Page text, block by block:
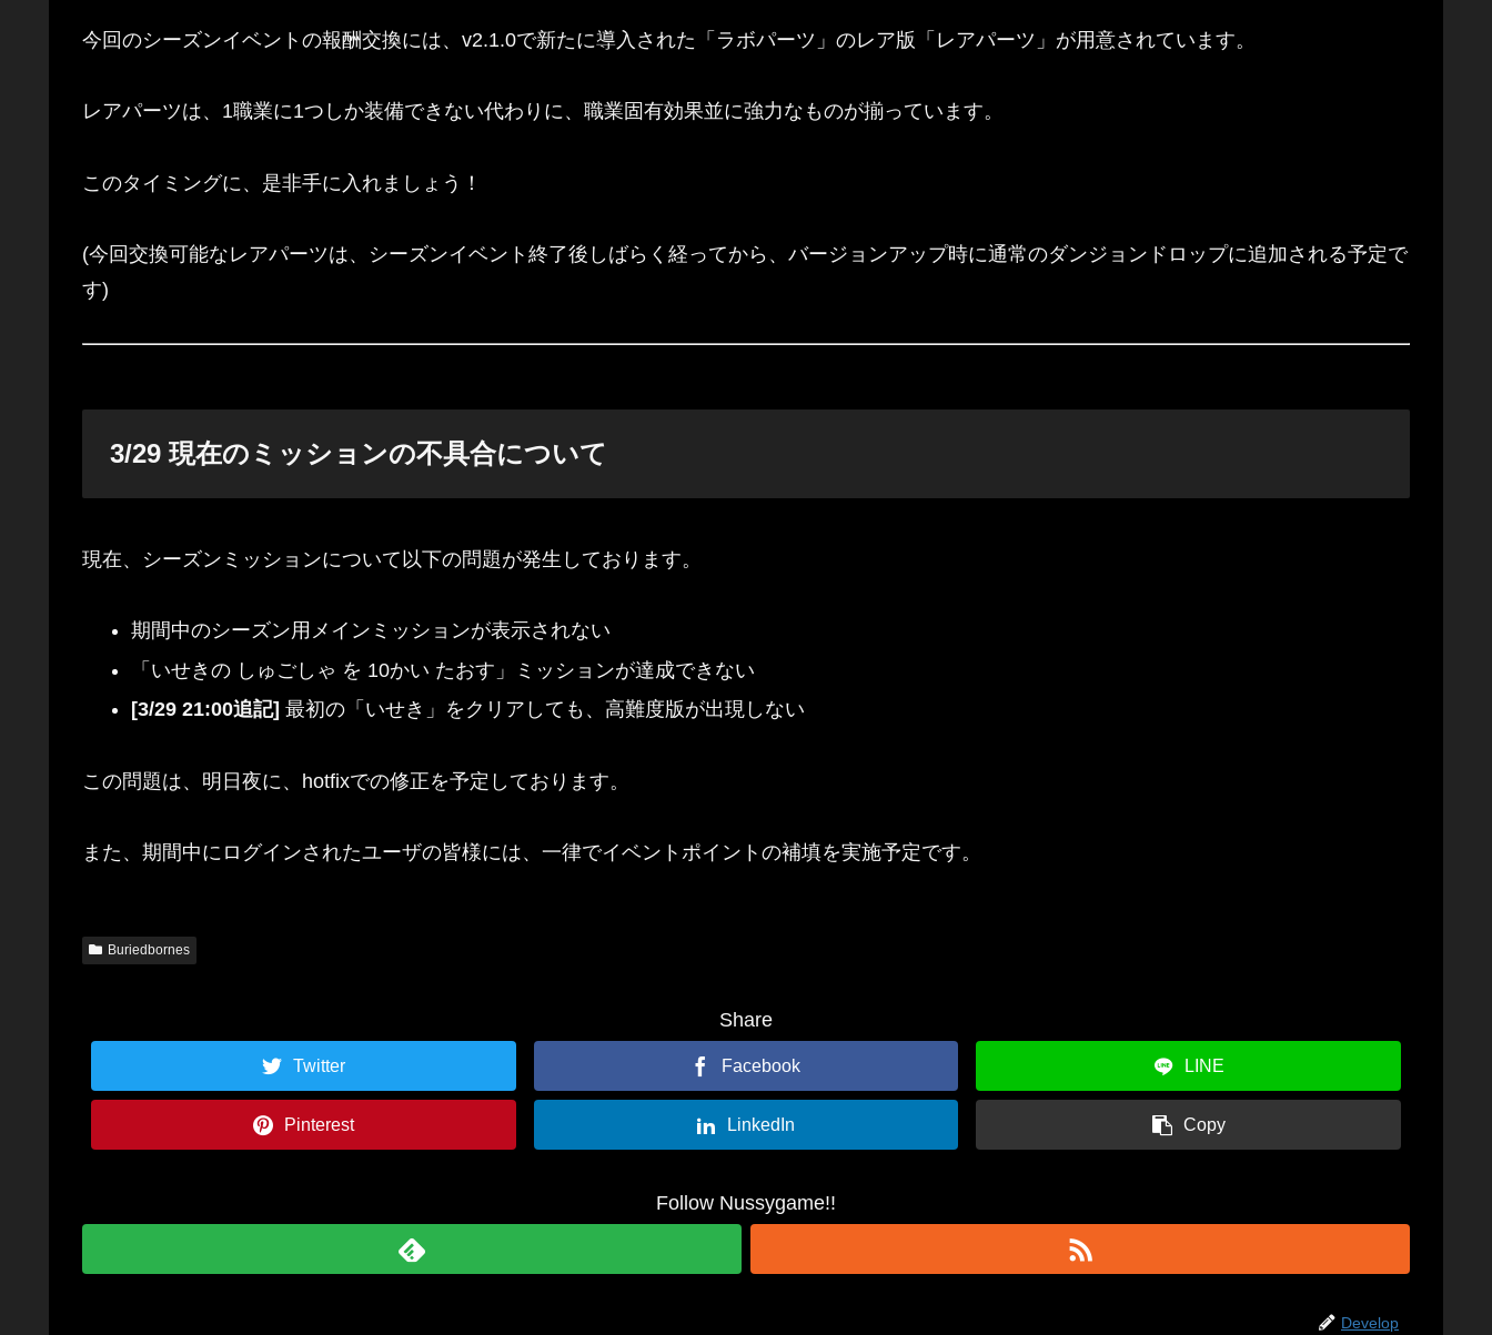
今回のシーズンイベントの報酬交換には、v2.1.0で新たに導入された「ラボパーツ」のレア版「レアパーツ」が用意されています。
レアパーツは、1職業に1つしか装備できない代わりに、職業固有効果並に強力なものが揃っています。
このタイミングに、是非手に入れましょう！
(今回交換可能なレアパーツは、シーズンイベント終了後しばらく経ってから、バージョンアップ時に通常のダンジョンドロップに追加される予定で
す)
3/29 現在のミッションの不具合について
現在、シーズンミッションについて以下の問題が発生しております。
期間中のシーズン用メインミッションが表示されない
「いせきの しゅごしゃ を 10かい たおす」ミッションが達成できない
[3/29 21:00追記] 最初の「いせき」をクリアしても、高難度版が出現しない
この問題は、明日夜に、hotfixでの修正を予定しております。
また、期間中にログインされたユーザの皆様には、一律でイベントポイントの補填を実施予定です。
Buriedbornes
Share
Twitter Facebook LINE
Pinterest LinkedIn Copy
Follow Nussygame!!
Develop